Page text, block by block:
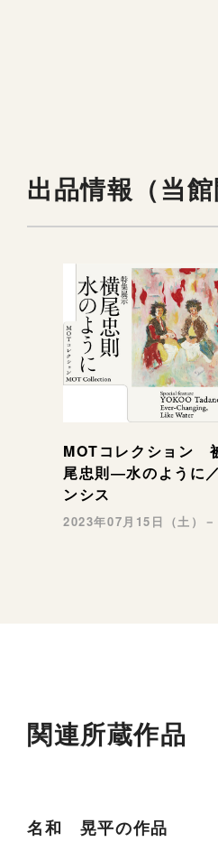
出品情報（当館
MOTコレクション
尾忠則―水のように
ンシス
2023年07月15日（土）
関連所蔵作品
名和 晃平の作品